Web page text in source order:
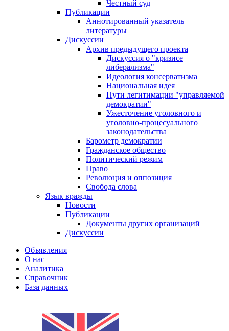
Честный суд
Публикации
Аннотированный указатель
литературы
Дискуссии
Архив предыдущего проекта
Дискуссия о "кризисе
либерализма"
Идеология консерватизма
Национальная идея
Пути легитимации "управляемой
демократии"
Ужесточение уголовного и
уголовно-процесуального
законодательства
Барометр демократии
Гражданское общество
Политический режим
Право
Революция и оппозиция
Свобода слова
Язык вражды
Новости
Публикации
Документы других организаций
Дискуссии
Объявления
О нас
Аналитика
Справочник
База данных